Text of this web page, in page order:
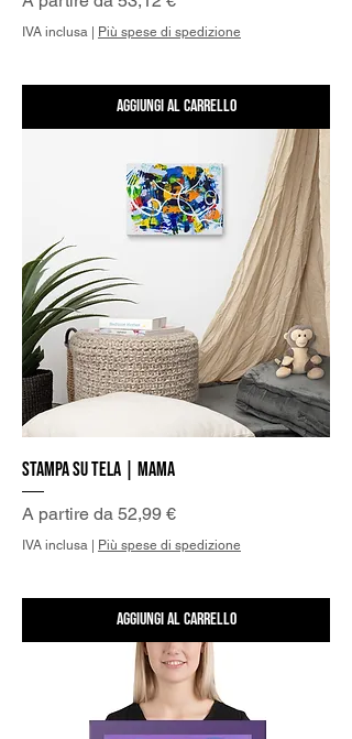
IVA inclusa Più spese di spedizione
Aggiungi al carrello
Stampa su Tela | Mama
A partire da 52,99 €
Prezzo scontato
IVA inclusa Più spese di spedizione
Aggiungi al carrello